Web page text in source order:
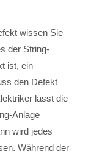
wissen Sie
der String-
ist, ein
den Defekt
lässt die
Anlage
wird jedes
Während der